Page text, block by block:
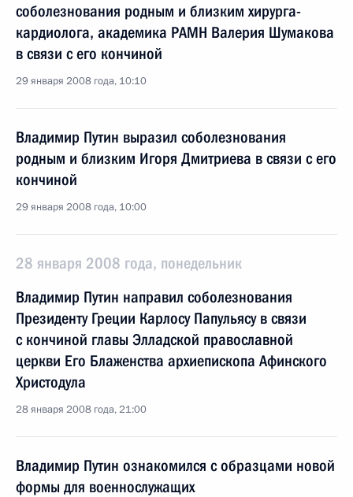
соболезнования родным и близким хирурга-
кардиолога, академика РАМН Валерия Шумакова
в связи с его кончиной
29 января 2008 года, 10:10
Владимир Путин выразил соболезнования
родным и близким Игоря Дмитриева в связи с его
кончиной
29 января 2008 года, 10:00
28 января 2008 года, понедельник
Владимир Путин направил соболезнования
Президенту Греции Карлосу Папульясу в связи
с кончиной главы Элладской православной
церкви Его Блаженства архиепископа Афинского
Христодула
28 января 2008 года, 21:00
Владимир Путин ознакомился с образцами новой
формы для военнослужащих